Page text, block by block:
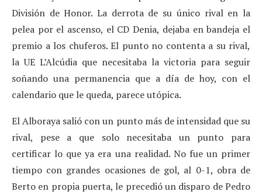
División de Honor. La derrota de su único rival en la
pelea por el ascenso, el CD Denia, dejaba en bandeja el
premio a los chuferos. El punto no contenta a su rival,
la UE L’Alcúdia que necesitaba la victoria para seguir
soñando una permanencia que a día de hoy, con el
calendario que le queda, parece utópica.
El Alboraya salió con un punto más de intensidad que su
rival, pese a que solo necesitaba un punto para
certificar lo que ya era una realidad. No fue un primer
tiempo con grandes ocasiones de gol, al 0-1, obra de
Berto en propia puerta, le precedió un disparo de Pedro